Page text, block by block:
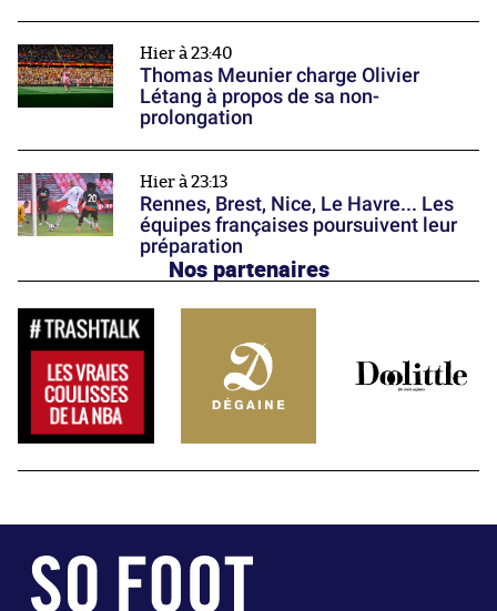
Hier à 23:40
Thomas Meunier charge Olivier
Létang à propos de sa non-
prolongation
Hier à 23:13
Rennes, Brest, Nice, Le Havre... Les
équipes françaises poursuivent leur
préparation
Nos partenaires